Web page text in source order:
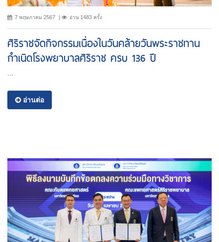
7 พฤษภาคม 2567 อ่าน 1483 ครั้ง
ศิริราชจัดกิจกรรมเนื่องในวันคล้ายวันพระราชทาน
กำเนิดโรงพยาบาลศิริราช ครบ 136 ปี
...
อ่านต่อ